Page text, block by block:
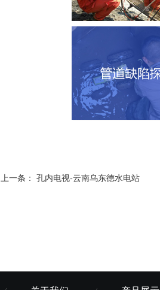
上一条： 孔内电视-云南乌东德水电站